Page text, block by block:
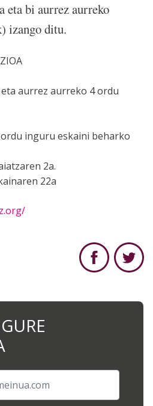
eta bi aurrez aurreko
izango ditu.
aurrez aurreko 4 ordu
inguru eskaini beharko
2a.
22a